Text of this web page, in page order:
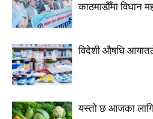
काठमाडौँमा विधान
विदेशी औषधि
यस्तो छ आजका